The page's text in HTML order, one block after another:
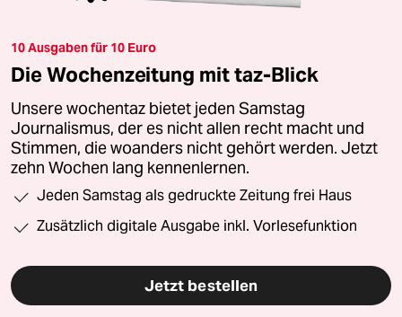
10 Ausgaben für 10 Euro
Die Wochenzeitung mit taz-Blick
Unsere wochentaz bietet jeden Samstag
Journalismus, der es nicht allen recht macht und
Stimmen, die woanders nicht gehört werden. Jetzt
zehn Wochen lang kennenlernen.
Jeden Samstag als gedruckte Zeitung frei Haus
Zusätzlich digitale Ausgabe inkl. Vorlesefunktion
Jetzt bestellen